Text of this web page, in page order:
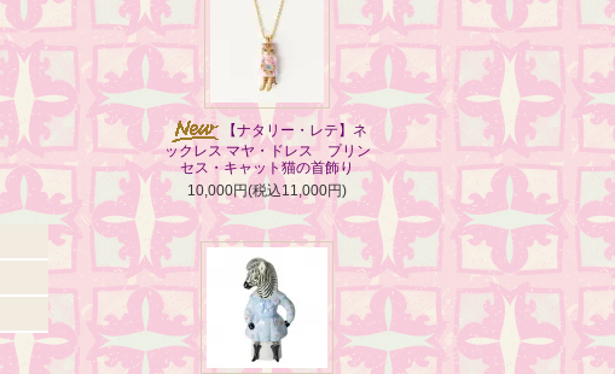
【ナタリー・レテ】ネ
ックレス マヤ・ドレス プリン
セス・キャット猫の首飾り
10,000円(税込11,000円)